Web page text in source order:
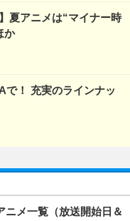
夏アニメは“マイナー時
か
で！ 充実のラインナッ
ニメ一覧（放送開始日＆